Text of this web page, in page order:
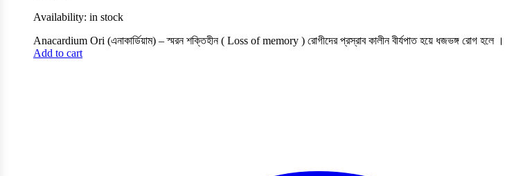
Availability: in stock
Anacardium Ori (এনাকার্ডিয়াম) – স্মরন শক্তিহীন ( Loss of memory ) রোগীদের প্রস্রাব কালীন বীর্যপাত হয়ে ধজভঙ্গ রোগ হলে ।
Add to cart